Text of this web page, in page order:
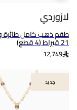
لازوردي
طقم ذهب كامل طائرة
21 قيراط (4 قطع)
12,749
جديد
جديد